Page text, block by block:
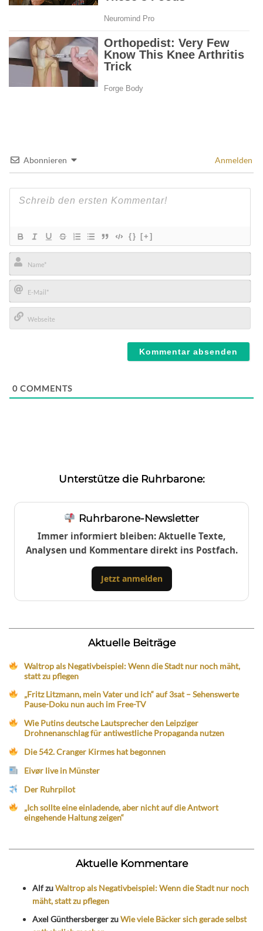
Abonnieren Anmelden
{} [+]
Name*
E-
Mail*
0 COMMENTS
Unterstütze die Ruhrbarone:
Ruhrbarone-Newsletter
Immer informiert bleiben: Aktuelle Texte,
Analysen und Kommentare direkt ins Postfach.
Jetzt anmelden
Aktuelle Beiträge
Waltrop als Negativbeispiel: Wenn die Stadt nur noch mäht,
statt zu pflegen
„Fritz Litzmann, mein Vater und ich“ auf 3sat – Sehenswerte
Pause-Doku nun auch im Free-TV
Wie Putins deutsche Lautsprecher den Leipziger
Drohnenanschlag für antiwestliche Propaganda nutzen
Die 542. Cranger Kirmes hat begonnen
Eivør live in Münster
Der Ruhrpilot
„Ich sollte eine einladende, aber nicht auf die Antwort
eingehende Haltung zeigen“
Aktuelle Kommentare
AlfzuWaltrop als Negativbeispiel: Wenn die Stadt nur noch
mäht, statt zu pflegen
Axel GünthersbergerzuWie viele Bäcker sich gerade selbst